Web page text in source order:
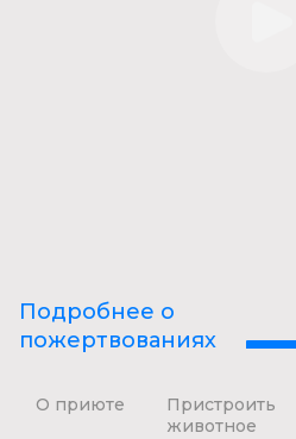
Подробнее о
пожертвованиях
О приюте
Пристроить
животное